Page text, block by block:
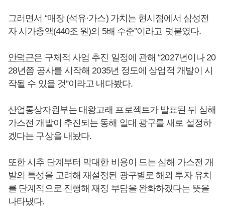
그러면서 “매장 (석유·가스) 가치는 현시점에서 삼성전
자 시가총액(440조 원)의 5배 수준”이라고 덧붙였다.
안덕근은 구체적 사업 추진 일정에 관해 “2027년이나 20
28년쯤 공사를 시작해 2035년 정도에 상업적 개발이 시
작될 수 있을 것”이라고 내다봤다.
산업통상자원부는 대왕고래 프로젝트가 발표된 뒤 심해
가스전 개발이 추진되는 동해 일대 광구를 새로 설정하
겠다는 구상을 내놨다.
또한 시추 단계부터 막대한 비용이 드는 심해 가스전 개
발의 특성을 고려해 재설정된 광구별로 해외 투자 유치
를 단계적으로 진행해 재정 부담을 완화하겠다는 뜻을
나타냈다.